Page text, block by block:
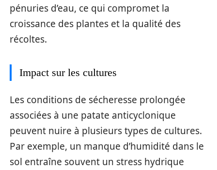
pénuries d’eau, ce qui compromet la
croissance des plantes et la qualité des
récoltes.
Impact sur les cultures
Les conditions de sécheresse prolongée
associées à une patate anticyclonique
peuvent nuire à plusieurs types de cultures.
Par exemple, un manque d’humidité dans le
sol entraîne souvent un stress hydrique